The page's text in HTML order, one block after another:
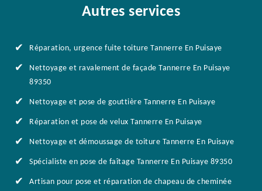
Autres services
Réparation, urgence fuite toiture Tannerre En Puisaye
Nettoyage et ravalement de façade Tannerre En Puisaye
89350
Nettoyage et pose de gouttière Tannerre En Puisaye
Réparation et pose de velux Tannerre En Puisaye
Nettoyage et démoussage de toiture Tannerre En Puisaye
Spécialiste en pose de faîtage Tannerre En Puisaye 89350
Artisan pour pose et réparation de chapeau de cheminée